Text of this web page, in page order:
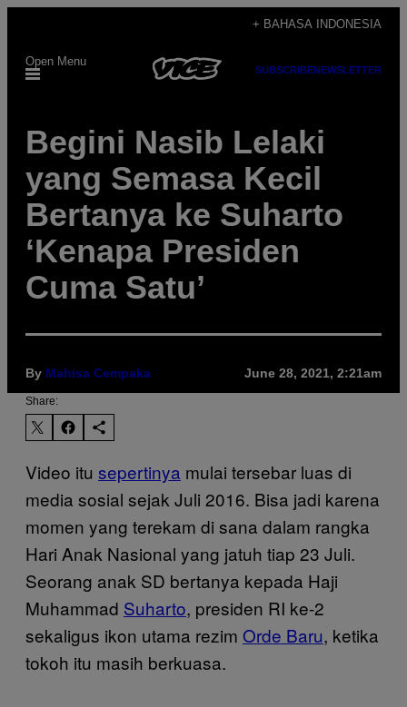
content
+ BAHASA INDONESIA
Open Menu
SUBSCRIBENEWSLETTER
Begini Nasib Lelaki
yang Semasa Kecil
Bertanya ke Suharto
‘Kenapa Presiden
Cuma Satu’
By Mahisa Cempaka June 28, 2021, 2:21am
Share:
Video itu sepertinya mulai tersebar luas di
media sosial sejak Juli 2016. Bisa jadi karena
momen yang terekam di sana dalam rangka
Hari Anak Nasional yang jatuh tiap 23 Juli.
Seorang anak SD bertanya kepada Haji
Muhammad Suharto, presiden RI ke-2
sekaligus ikon utama rezim Orde Baru, ketika
tokoh itu masih berkuasa.